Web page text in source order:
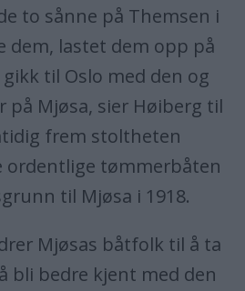
to sånne på Themsen i
dem, lastet dem opp på
til Oslo med den og
på Mjøsa, sier Høiberg til
frem stoltheten
ordentlige tømmerbåten
til Mjøsa i 1918.
Mjøsas båtfolk til å ta
bli bedre kjent med den